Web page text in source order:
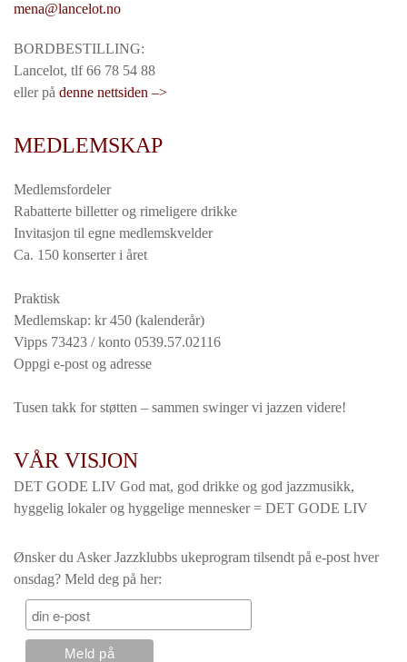
mena@lancelot.no
BORDBESTILLING:
Lancelot, tlf 66 78 54 88
eller på denne nettsiden –>
MEDLEMSKAP
Medlemsfordeler
Rabatterte billetter og rimeligere drikke
Invitasjon til egne medlemskvelder
Ca. 150 konserter i året
Praktisk
Medlemskap: kr 450 (kalenderår)
Vipps 73423 / konto 0539.57.02116
Oppgi e-post og adresse
Tusen takk for støtten – sammen swinger vi jazzen videre!
VÅR VISJON
DET GODE LIV God mat, god drikke og god jazzmusikk,
hyggelig lokaler og hyggelige mennesker = DET GODE LIV
Ønsker du Asker Jazzklubbs ukeprogram tilsendt på e-post hver
onsdag? Meld deg på her: